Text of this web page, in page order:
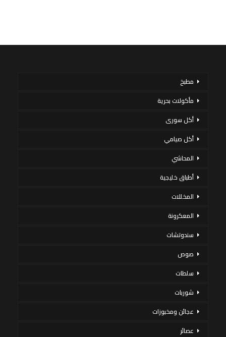
مطبخ
مأكولات بحرية
أكل سورى
أكل صيامي
المحاشي
أطباق خليجية
المخللات
المعكرونة
سندوتشات
صوص
سلطات
شوربات
عجائن ومخبوزات
عصائر